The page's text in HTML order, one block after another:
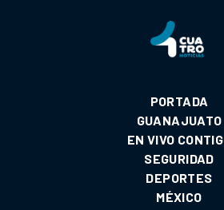
PORTADA
GUANAJUATO
EN VIVO
SEGURIDAD
DEPORTES
MÉXICO